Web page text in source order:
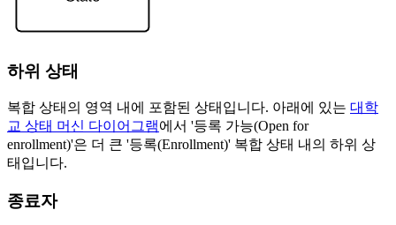
하위 상태
복합 상태의 영역 내에 포함된 상태입니다. 아래에 있는 대학
교 상태 머신 다이어그램에서 '등록 가능(Open for
enrollment)'은 더 큰 '등록(Enrollment)' 복합 상태 내의 하위 상
태입니다.
종료자